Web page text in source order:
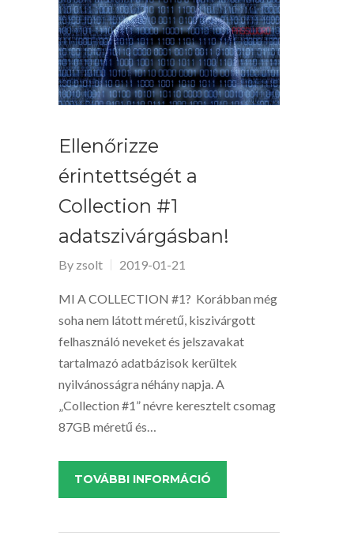
Ellenőrizze
érintettségét a
Collection #1
adatszivárgásban!
By zsolt 2019-01-21
MI A COLLECTION #1? Korábban még
soha nem látott méretű, kiszivárgott
felhasználó neveket és jelszavakat
tartalmazó adatbázisok kerültek
nyilvánosságra néhány napja. A
„Collection #1” névre keresztelt csomag
87GB méretű és…
TOVÁBBI INFORMÁCIÓ